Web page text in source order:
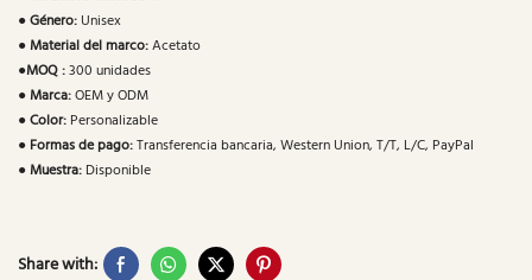
●Género: Unisex
●Material del marco:Acetato
●MOQ :300 unidades
●Marca:OEM y ODM
●Color: Personalizable
● Formas de pago:Transferencia bancaria, Western Union, T/T, L/C, PayPal
●Muestra: Disponible
Share with: